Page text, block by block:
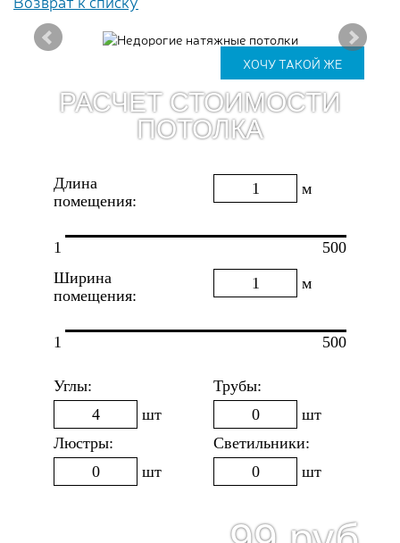
ХОЧУ ТАКОЙ ЖЕ
РАСЧЕТ СТОИМОСТИ
ПОТОЛКА
Длина
помещения:
м
1
500
Ширина
помещения:
м
1 500
Углы:
шт
Трубы:
шт
Люстры:
шт
Светильники:
шт